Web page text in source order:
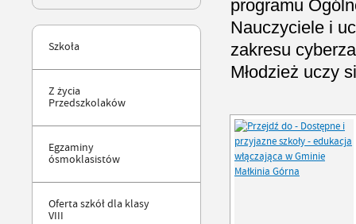
Szkoła
Z życia
Przedszkolaków
Egzaminy
ósmoklasistów
Oferta szkół dla klasy
VIII
programu
Nauczyciele i
zakresu
Młodzież uczy